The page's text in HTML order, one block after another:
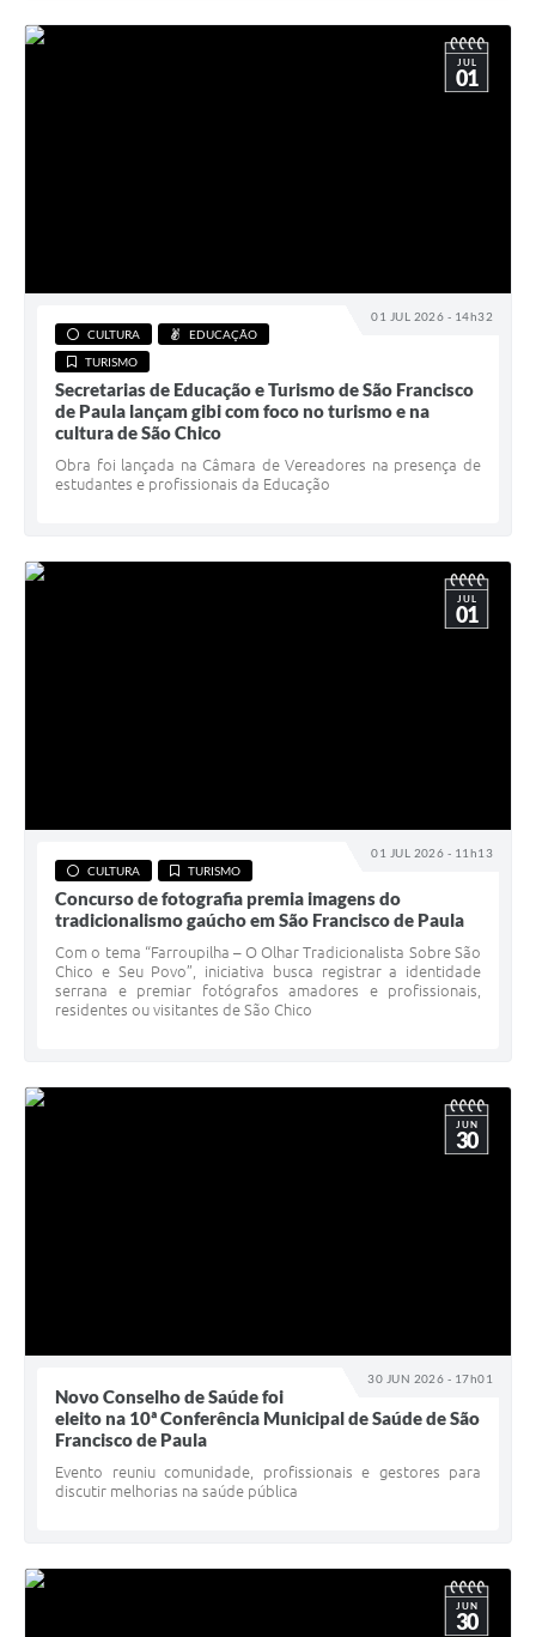
01 JUL 2026 - 14h32
JUL
01
CULTURA
EDUCAÇÃO
TURISMO
Secretarias de Educação e Turismo de São Francisco
de Paula lançam gibi com foco no turismo e na
cultura de São Chico
Obra foi lançada na Câmara de Vereadores na presença de
estudantes e profissionais da Educação
01 JUL 2026 - 11h13
JUL
01
CULTURA TURISMO
Concurso de fotografia premia imagens do
tradicionalismo gaúcho em São Francisco de Paula
Com o tema “Farroupilha – O Olhar Tradicionalista Sobre São
Chico e Seu Povo”, iniciativa busca registrar a identidade
serrana e premiar fotógrafos amadores e profissionais,
residentes ou visitantes de São Chico
30 JUN 2026 - 17h01
JUN
30
Novo Conselho de Saúde foi
eleito na 10ª Conferência Municipal de Saúde de São
Francisco de Paula
Evento reuniu comunidade, profissionais e gestores para
discutir melhorias na saúde pública
JUN
30